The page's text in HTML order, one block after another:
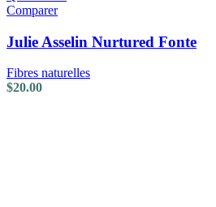
Comparer
Julie Asselin Nurtured Fonte
Fibres naturelles
$20.00